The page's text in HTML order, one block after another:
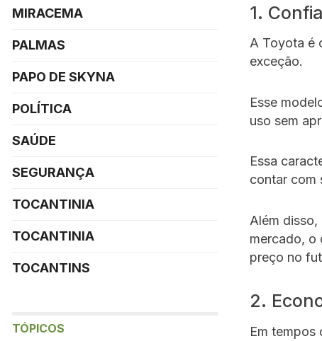
1.
A Toyota é
exceção.
Esse
uso sem
Essa
contar com
Além
mercado, o
preço no
2.
Em tempos
MIRACEMA
PALMAS
PAPO DE SKYNA
POLÍTICA
SAÚDE
SEGURANÇA
TOCANTINIA
TOCANTINIA
TOCANTINS
TÓPICOS